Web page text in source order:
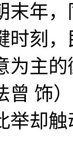
同
时刻
为主
曾 饰
举却